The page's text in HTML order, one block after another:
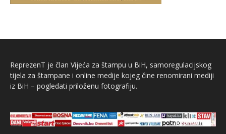
ReprezenT je član Vijeća za štampu u BiH, samoregulacijskog
tijela za štampane i online medije kojeg čine renomirani mediji
iz BiH – pogledati priloženu fotografiju.